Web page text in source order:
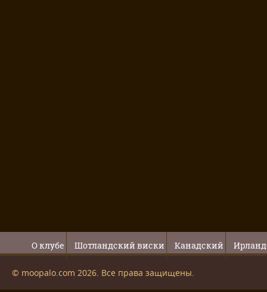
О клубе Шотландский виски Канадский
© moopalo.com 2026. Все права защищены.